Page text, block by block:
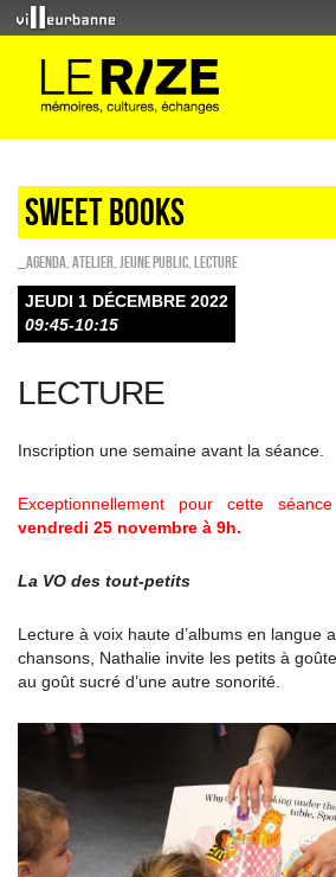
Sweet Books
_Agenda Atelier Jeune public Lecture
JEUDI 1 DÉCEMBRE 2022
09:45-10:15
LECTURE
Inscription une semaine avant la séance.
Exceptionnellement pour cette
vendredi 25 novembre à 9h.
La VO des tout-petits
Lecture à voix haute d’albums en langue
chansons, Nathalie invite les petits à
au goût sucré d’une autre sonorité.